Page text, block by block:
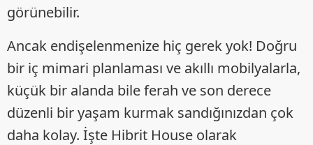
görünebilir.
Ancak endişelenmenize hiç gerek yok! Doğru
bir iç mimari planlaması ve akıllı mobilyalarla,
küçük bir alanda bile ferah ve son derece
düzenli bir yaşam kurmak sandığınızdan çok
daha kolay. İşte Hibrit House olarak